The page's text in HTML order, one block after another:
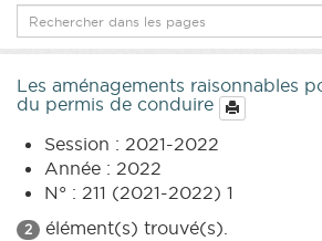
Les aménagements raisonnables
du permis de conduire
Session : 2021-2022
Année : 2022
N° : 211 (2021-2022) 1
2 élément(s) trouvé(s).